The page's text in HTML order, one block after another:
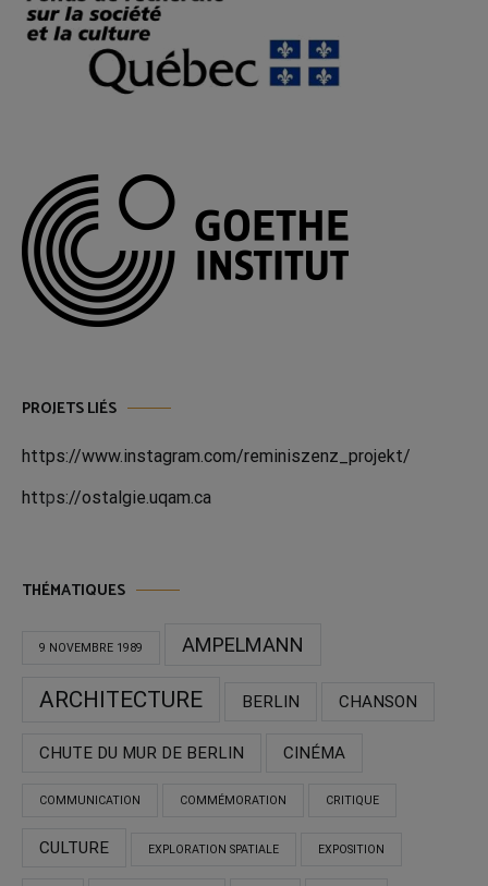
PROJETS LIÉS
https://www.instagram.com/reminiszenz_projekt/
https://ostalgie.uqam.ca
THÉMATIQUES
9 NOVEMBRE 1989 AMPELMANN
ARCHITECTURE BERLIN CHANSON
CHUTE DU MUR DE BERLIN CINÉMA
COMMUNICATION COMMÉMORATION CRITIQUE
CULTURE EXPLORATION SPATIALE EXPOSITION